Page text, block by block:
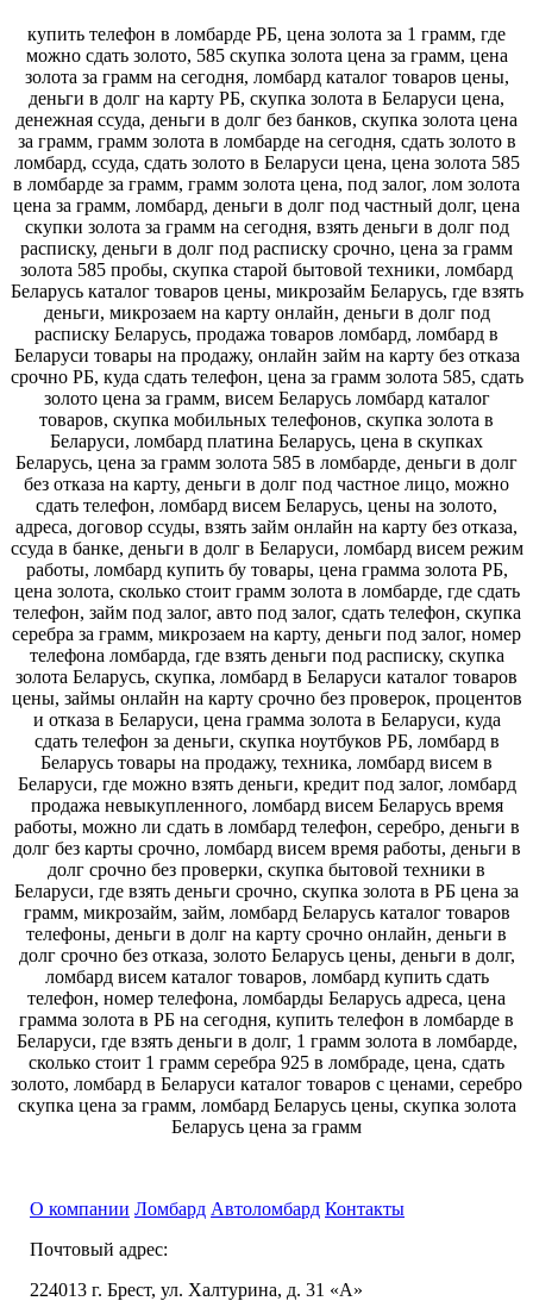
купить телефон в ломбарде РБ, цена золота за 1 грамм, где
можно сдать золото, 585 скупка золота цена за грамм, цена
золота за грамм на сегодня, ломбард каталог товаров цены,
деньги в долг на карту РБ, скупка золота в Беларуси цена,
денежная ссуда, деньги в долг без банков, скупка золота цена
за грамм, грамм золота в ломбарде на сегодня, сдать золото в
ломбард, ссуда, сдать золото в Беларуси цена, цена золота 585
в ломбарде за грамм, грамм золота цена, под залог, лом золота
цена за грамм, ломбард, деньги в долг под частный долг, цена
скупки золота за грамм на сегодня, взять деньги в долг под
расписку, деньги в долг под расписку срочно, цена за грамм
золота 585 пробы, скупка старой бытовой техники, ломбард
Беларусь каталог товаров цены, микрозайм Беларусь, где взять
деньги, микрозаем на карту онлайн, деньги в долг под
расписку Беларусь, продажа товаров ломбард, ломбард в
Беларуси товары на продажу, онлайн займ на карту без отказа
срочно РБ, куда сдать телефон, цена за грамм золота 585, сдать
золото цена за грамм, висем Беларусь ломбард каталог
товаров, скупка мобильных телефонов, скупка золота в
Беларуси, ломбард платина Беларусь, цена в скупках
Беларусь, цена за грамм золота 585 в ломбарде, деньги в долг
без отказа на карту, деньги в долг под частное лицо, можно
сдать телефон, ломбард висем Беларусь, цены на золото,
адреса, договор ссуды, взять займ онлайн на карту без отказа,
ссуда в банке, деньги в долг в Беларуси, ломбард висем режим
работы, ломбард купить бу товары, цена грамма золота РБ,
цена золота, сколько стоит грамм золота в ломбарде, где сдать
телефон, займ под залог, авто под залог, сдать телефон, скупка
серебра за грамм, микрозаем на карту, деньги под залог, номер
телефона ломбарда, где взять деньги под расписку, скупка
золота Беларусь, скупка, ломбард в Беларуси каталог товаров
цены, займы онлайн на карту срочно без проверок, процентов
и отказа в Беларуси, цена грамма золота в Беларуси, куда
сдать телефон за деньги, скупка ноутбуков РБ, ломбард в
Беларусь товары на продажу, техника, ломбард висем в
Беларуси, где можно взять деньги, кредит под залог, ломбард
продажа невыкупленного, ломбард висем Беларусь время
работы, можно ли сдать в ломбард телефон, серебро, деньги в
долг без карты срочно, ломбард висем время работы, деньги в
долг срочно без проверки, скупка бытовой техники в
Беларуси, где взять деньги срочно, скупка золота в РБ цена за
грамм, микрозайм, займ, ломбард Беларусь каталог товаров
телефоны, деньги в долг на карту срочно онлайн, деньги в
долг срочно без отказа, золото Беларусь цены, деньги в долг,
ломбард висем каталог товаров, ломбард купить сдать
телефон, номер телефона, ломбарды Беларусь адреса, цена
грамма золота в РБ на сегодня, купить телефон в ломбарде в
Беларуси, где взять деньги в долг, 1 грамм золота в ломбарде,
сколько стоит 1 грамм серебра 925 в ломбраде, цена, сдать
золото, ломбард в Беларуси каталог товаров с ценами, серебро
скупка цена за грамм, ломбард Беларусь цены, скупка золота
Беларусь цена за грамм
О компании Ломбард Автоломбард Контакты
Почтовый адрес:
224013 г. Брест, ул. Халтурина, д. 31 «А»